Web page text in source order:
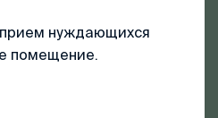
нуждающихся
помещение.